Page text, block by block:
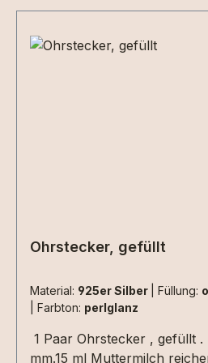
Ohrstecker, gefüllt
Material: 925er Silber Füllung:
Farbton: perlglanz
1 Paar Ohrstecker , gefüllt
mm.15 ml Muttermilch